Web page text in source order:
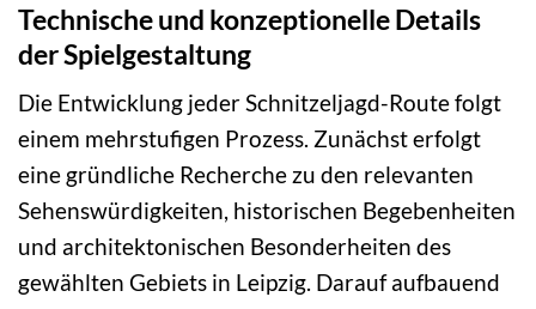
Technische und konzeptionelle Details
der Spielgestaltung
Die Entwicklung jeder Schnitzeljagd-Route folgt
einem mehrstufigen Prozess. Zunächst erfolgt
eine gründliche Recherche zu den relevanten
Sehenswürdigkeiten, historischen Begebenheiten
und architektonischen Besonderheiten des
gewählten Gebiets in Leipzig. Darauf aufbauend